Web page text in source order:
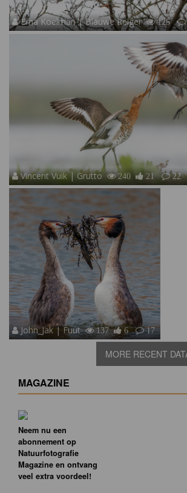
Erna Koelman | Blauwe Reiger 125
Vincent Vuik | Grutto 240 21 22
John_Jak | Fuut 137 6 17
MORE RECENT
MAGAZINE
Neem nu een
abonnement op
Natuurfotografie
Magazine en ontvang
veel extra voordeel!